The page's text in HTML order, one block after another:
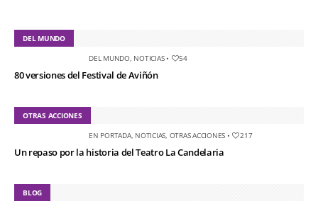
DEL MUNDO
DEL MUNDO, NOTICIAS• 54
80 versiones del Festival de Aviñón
OTRAS ACCIONES
EN PORTADA, NOTICIAS OTRAS ACCIONES • 217
Un repaso por la historia del Teatro La Candelaria
BLOG